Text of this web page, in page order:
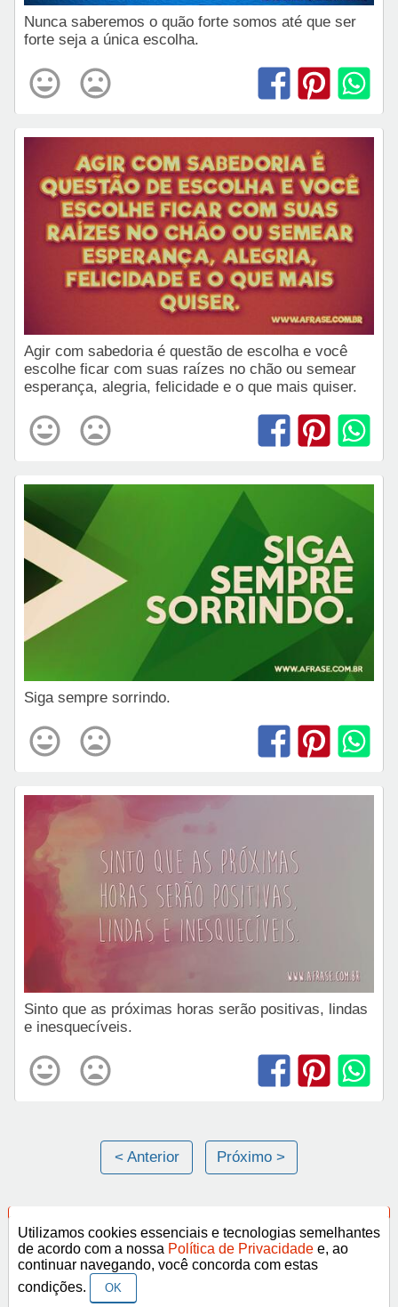
Nunca saberemos o quão forte somos até que ser
forte seja a única escolha.
Agir com sabedoria é questão de escolha e você
escolhe ficar com suas raízes no chão ou semear
esperança, alegria, felicidade e o que mais quiser.
Siga sempre sorrindo.
Sinto que as próximas horas serão positivas, lindas
e inesquecíveis.
< Anterior Próximo >
Categorias
Frases Religiosas
Frases Românticas
Utilizamos cookies essenciais e tecnologias semelhantes
de acordo com a nossa Política de Privacidade e, ao
continuar navegando, você concorda com estas
condições.
OK